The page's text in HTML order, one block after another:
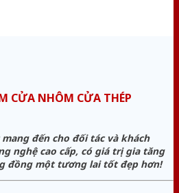
CỬA NHÔM CỬA THÉP
mang đến cho đối tác và khách
nghệ cao cấp, có giá trị gia tăng
đồng một tương lai tốt đẹp hơn!